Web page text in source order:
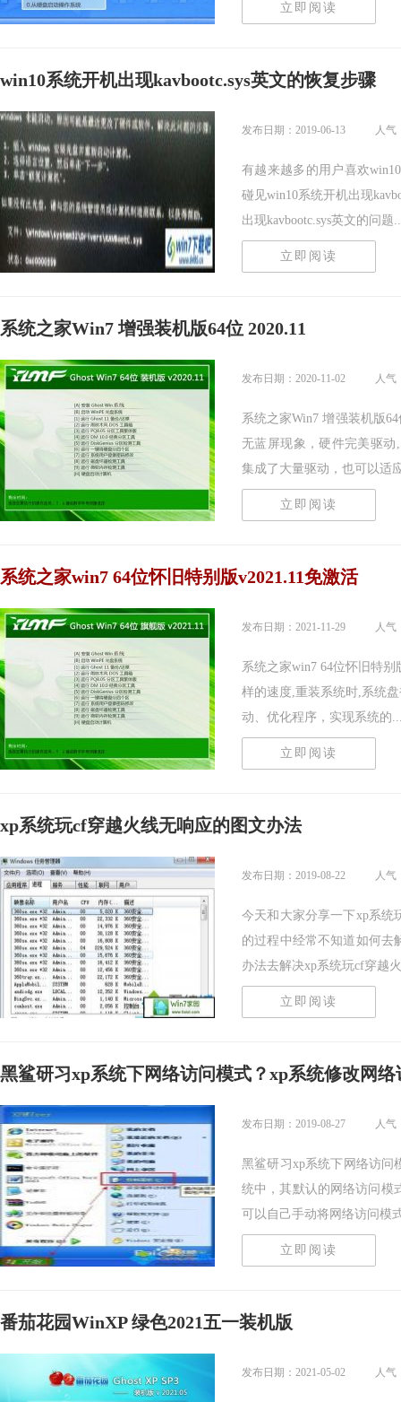
立即阅读
win10系统开机出现kavbootc.sys英文的恢复步骤
发布日期：2019-06-13 人气
有越来越多的用户喜欢
碰见win10系统开机出现
出现kavbootc.sys英文的问题
立即阅读
系统之家Win7 增强装机版64位 2020.11
发布日期：2020-11-02 人气
系统之家Win7 增强装机版
无蓝屏现象，硬件完美驱
集成了大量驱动，也可以适
立即阅读
系统之家win7 64位怀旧特别版v2021.11免激活
发布日期：2021-11-29 人气
系统之家win7 64位怀旧特别
样的速度,重装系统时,系统
动、优化程序，实现系统的
立即阅读
xp系统玩cf穿越火线无响应的图文办法
发布日期：2019-08-22 人气
今天和大家分享一下xp系统
的过程中经常不知道如何去
办法去解决xp系统玩cf穿越
立即阅读
黑鲨研习xp系统下网络访问模式？xp系统修改网
发布日期：2019-08-27 人气
黑鲨研习xp系统下网络访问
统中，其默认的网络访问模
可以自己手动将网络访问模
立即阅读
番茄花园WinXP 绿色2021五一装机版
发布日期：2021-05-02 人气